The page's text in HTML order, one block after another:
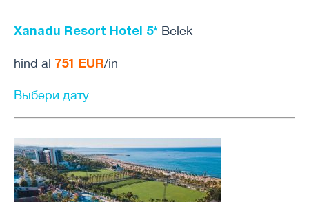
Xanadu Resort Hotel 5* Belek
hind al 751 EUR/in
Выбери дату